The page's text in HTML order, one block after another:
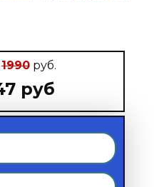
1990руб.
руб